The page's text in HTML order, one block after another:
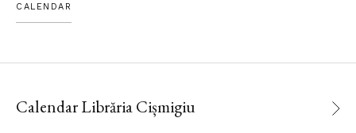
CALENDAR
Calendar Librăria Cișmigiu